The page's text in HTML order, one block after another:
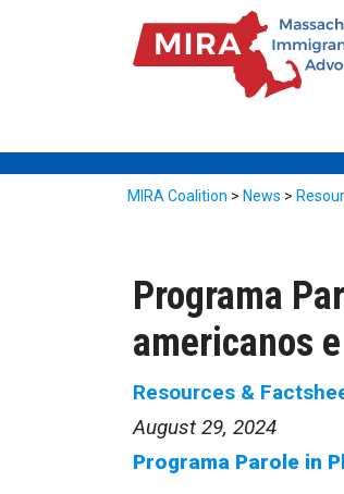
MIRA Coalition > News >
Programa
americanos
Resources &
August 29, 2024
Programa Parole in